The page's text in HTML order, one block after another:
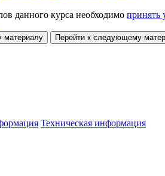
данного курса необходимо принять
материалу Перейти к следующему
Техническая информация